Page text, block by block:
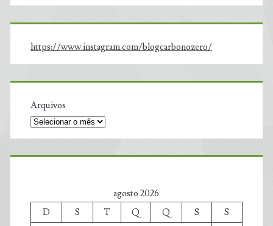
https://www.instagram.com/blogcarbonozero/
Arquivos
agosto 2026
D
S T Q Q S
S